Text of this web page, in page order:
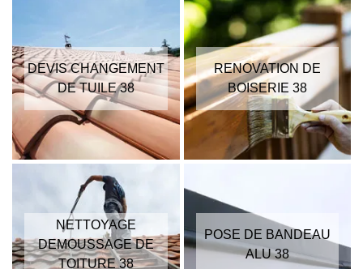
DEVIS CHANGEMENT
DE TUILE 38
RENOVATION DE
BOISERIE 38
NETTOYAGE
DEMOUSSAGE DE
TOITURE 38
POSE DE BANDEAU
ALU 38